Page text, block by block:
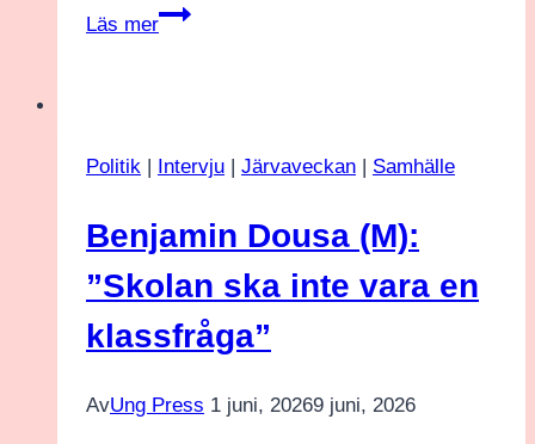
Läs mer
Elisabeth
jag
partiledare
bestämde
jag
mig
att
Politik Intervju Järvaveckan Samhälle
Benjamin Dousa (M):
”Skolan ska inte vara en
klassfråga”
AvUng Press 1 juni, 20269 juni, 2026